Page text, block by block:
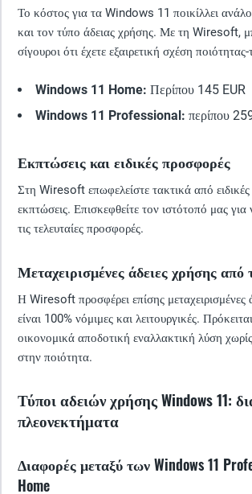
Το κόστος για τα Windows 11 ποικίλλει
και τον τύπο άδειας χρήσης. Με τη Wiresoft,
σίγουροι ότι έχετε εξαιρετική σχέση ποιότητας-
Windows 11 Home: Περίπου 145 EUR
Windows 11 Professional: περίπου
Εκπτώσεις και ειδικές προσφορές
Στη Wiresoft επωφελείστε τακτικά από
εκπτώσεις. Επισκεφθείτε τον ιστότοπό μας
τις τελευταίες προσφορές.
Μεταχειρισμένες άδειες χρήσης από
Η Wiresoft προσφέρει επίσης μεταχειρισμένες
είναι 100% νόμιμες και λειτουργικές.
οικονομικά αποδοτική εναλλακτική λύση
στην ποιότητα.
Τύποι αδειών χρήσης Windows 11:
πλεονεκτήματα
Διαφορές μεταξύ των Windows 11
Home